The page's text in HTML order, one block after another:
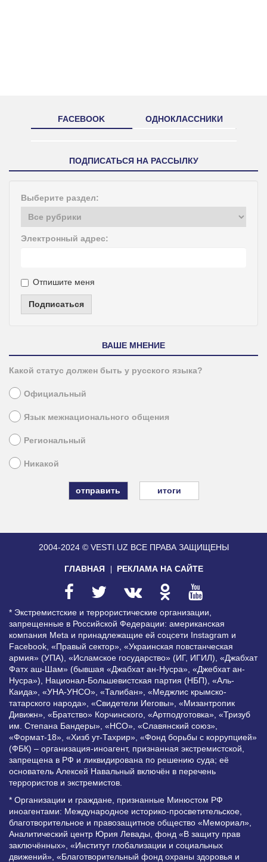
FACEBOOK ОДНОКЛАССНИКИ
ПОДПИСАТЬСЯ НА РАССЫЛКУ
Выберите раздел:
Электронный адрес:
Отпишите меня
Подписаться
ВАШЕ МНЕНИЕ
Какой статус должен быть у русского языка?
Официальный
Язык межнационального общения
Региональный
Никакой
итоги
2004-2024 © VESTI.UZ ВСЕ ПРАВА ЗАЩИЩЕНЫ
ГЛАВНАЯ РЕКЛАМА НА САЙТЕ
* Экстремистские и террористические организации,
запрещенные в Российской Федерации: американская
компания Meta и принадлежащие ей соцсети Instagram и
Facebook, «Правый сектор», «Украинская повстанческая
армия» (УПА), «Исламское государство» (ИГ, ИГИЛ), «Джабхат
Фатх аш-Шам» (бывшая «Джабхат ан-Нусра», «Джебхат ан-
Нусра»), Национал-Большевистская партия (НБП), «Аль-
Каида», «УНА-УНСО», «Талибан», «Меджлис крымско-
татарского народа», «Свидетели Иеговы», «Мизантропик
Дивижн», «Братство» Корчинского, «Артподготовка», «Тризуб
им. Степана Бандеры», «НСО», «Славянский союз»,
«Формат-18», «Хизб ут-Тахрир», «Фонд борьбы с коррупцией»
(ФБК) – организация-иноагент, признанная экстремистской,
запрещена в РФ и ликвидирована по решению суда; её
основатель Алексей Навальный включён в перечень
террористов и экстремистов.
* Организации и граждане, признанные Минюстом РФ
иноагентами: Международное историко-просветительское,
благотворительное и правозащитное общество «Мемориал»,
Аналитический центр Юрия Левады, фонд «В защиту прав
заключённых», «Институт глобализации и социальных
движений», «Благотворительный фонд охраны здоровья и